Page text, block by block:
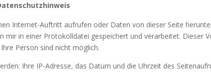
Internet-Auftritt aufrufen oder Daten von dieser Seite
mir in einer Protokolldatei gespeichert und verarbeitet. Dieser
Person sind nicht möglich.
Ihre IP-Adresse, das Datum und die Uhrzeit des